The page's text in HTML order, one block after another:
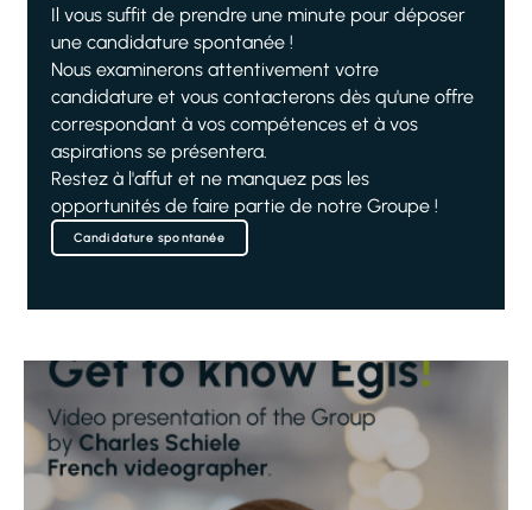
Il vous suffit de prendre une minute pour déposer
une candidature spontanée !
Nous examinerons attentivement votre
candidature et vous contacterons dès qu'une offre
correspondant à vos compétences et à vos
aspirations se présentera.
Restez à l'affut et ne manquez pas les
opportunités de faire partie de notre Groupe !
Candidature spontanée